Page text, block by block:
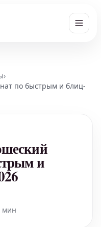
›
по быстрым и блиц-
и
мин